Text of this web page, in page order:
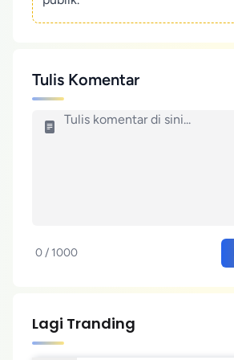
Tulis Komentar
0 / 1000
Lagi Tranding